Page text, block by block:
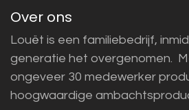
Over ons
Louët is een familiebedrijf,
generatie het overgenomen.
ongeveer 30 medewerker
hoogwaardige